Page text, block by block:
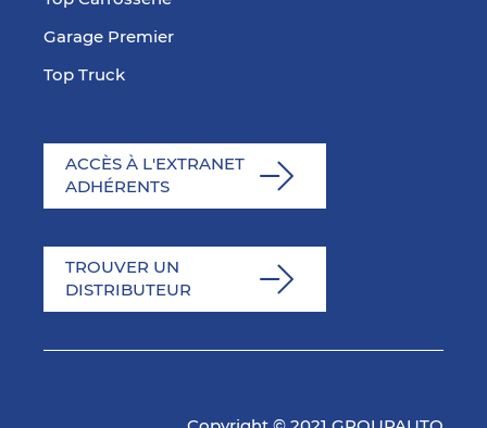
Garage Premier
Top Truck
ACCÈS À L'EXTRANET
ADHÉRENTS
TROUVER UN
DISTRIBUTEUR